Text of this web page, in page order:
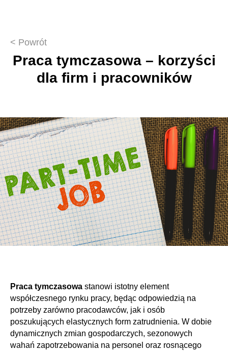
< Powrót
Praca tymczasowa – korzyści
dla firm i pracowników
Praca tymczasowa stanowi istotny element
współczesnego rynku pracy, będąc odpowiedzią na
potrzeby zarówno pracodawców, jak i osób
poszukujących elastycznych form zatrudnienia. W dobie
dynamicznych zmian gospodarczych, sezonowych
wahań zapotrzebowania na personel oraz rosnącego